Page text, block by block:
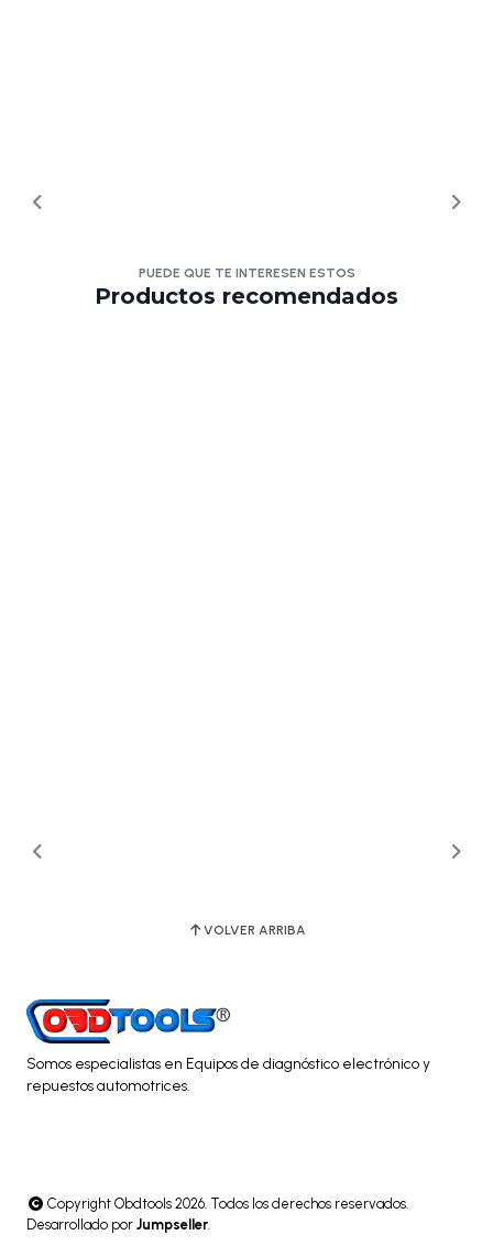
PUEDE QUE TE INTERESEN ESTOS
Productos recomendados
VOLVER ARRIBA
Somos especialistas en Equipos de diagnóstico electrónico y
repuestos automotrices.
Copyright Obdtools 2026. Todos los derechos reservados.
Desarrollado por Jumpseller.